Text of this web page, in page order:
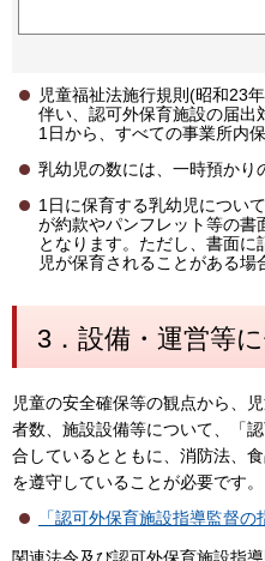
児童福祉法施行規則(昭和23
伴い、認可外保育施設の届出
1日から、すべての事業所内
乳幼児の数には、一時預かり
1日に保育する乳幼児につい
が約款やパンフレット等の書
となります。ただし、書面
児が保育されることがある場
3．設備・運営等
児童の安全確保等の観点から、
者数、施設設備等について、「
合しているとともに、消防法、
を遵守していることが必要です。
「認可外保育施設指導監督の